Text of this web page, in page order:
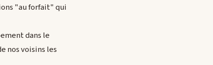
"au forfait" qui
dans le
nos voisins les